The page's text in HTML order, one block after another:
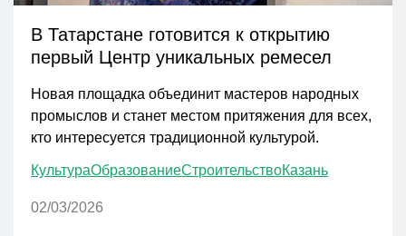
В Татарстане готовится к открытию
первый Центр уникальных ремесел
Новая площадка объединит мастеров народных
промыслов и станет местом притяжения для всех,
кто интересуется традиционной культурой.
КультураОбразованиеСтроительствоКазань
02/03/2026